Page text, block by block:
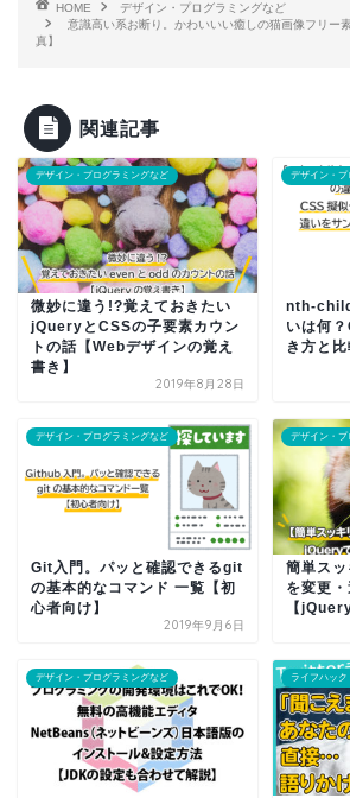
HOME
デザイン・プログラミングなど
意識高い系お断り。かわいいい癒しの猫画像フリー
真】
関連記事
デザイン・プログラミングなど
微妙に違う!?覚えておきたい
jQueryとCSSの子要素カウン
トの話【Webデザインの覚え
書き】
2019年8月28日
デザイン・プ
nth-
いは何
き方と比
デザイン・プログラミングなど
Git入門。パッと確認できるgit
の基本的なコマンド 一覧【初
心者向け】
2019年9月6日
デザイン・プ
簡単ス
を変更
【
デザイン・プログラミングなど ライフハッ